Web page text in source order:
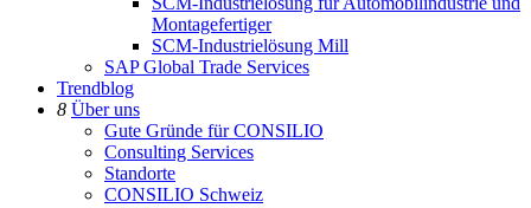
Montagefertiger
SCM-Industrielösung Mill
SAP Global Trade Services
Trendblog
8 Über uns
Gute Gründe für CONSILIO
Consulting Services
Standorte
CONSILIO Schweiz